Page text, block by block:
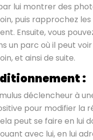
lui montrer des
puis rapprochez
Ensuite, vous
un parc où il peut
et ainsi de suite.
:
déclencheur à
pour modifier la
peut se faire en lui
avec lui, en lui